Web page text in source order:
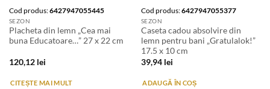
Cod produs:6427947055445
SEZON
Placheta din lemn „Cea mai
buna Educatoare…” 27 x 22 cm
120,12 lei
CITEȘTE MAI MULT
Cod produs:6427947055377
SEZON
Caseta cadou absolvire din
lemn pentru bani „Gratulalok!”
17.5 x 10 cm
39,94 lei
ADAUGĂ ÎN COȘ